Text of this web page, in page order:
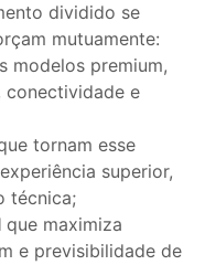
dividido se
mutuamente:
modelos premium,
conectividade e
tornam esse
superior,
técnica;
que maximiza
e previsibilidade de